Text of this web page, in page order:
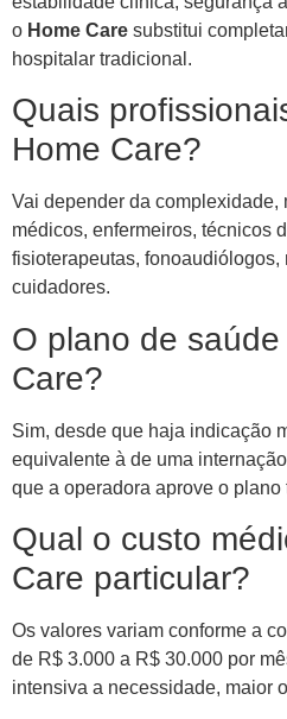
o Home Care substitui
hospitalar tradicional.
Quais
Home Care?
Vai depender da complexidade,
médicos, enfermeiros, técnicos
fisioterapeutas,
cuidadores.
O plano de
Care?
Sim, desde que haja indicação
equivalente à de uma
que a operadora aprove o plano
Qual o custo
Care particular?
Os valores variam conforme a
de R$ 3.000 a R$ 30.000 por
intensiva a necessidade, maior